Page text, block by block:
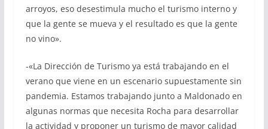
arroyos, eso desestimula mucho el turismo interno y
que la gente se mueva y el resultado es que la gente
no vino».
-«La Dirección de Turismo ya está trabajando en el
verano que viene en un escenario supuestamente sin
pandemia. Estamos trabajando junto a Maldonado en
algunas normas que necesita Rocha para desarrollar
la actividad y proponer un turismo de mayor calidad